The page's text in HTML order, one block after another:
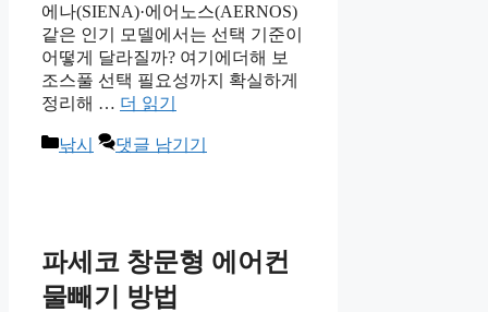
에나(SIENA)·에어노스(AERNOS)
같은 인기 모델에서는 선택 기준이
어떻게 달라질까? 여기에더해 보
조스풀 선택 필요성까지 확실하게
정리해 … 더 읽기
카
낚시 댓글 남기기
파세코 창문형 에어컨
물빼기 방법